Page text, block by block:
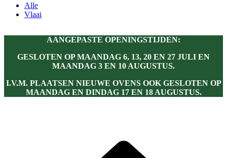
Alle
Vlaai
AANGEPASTE OPENINGSTIJDEN:
GESLOTEN OP MAANDAG 6, 13, 20 EN 27 JULI EN
MAANDAG 3 EN 10 AUGUSTUS.
I.V.M. PLAATSEN NIEUWE OVENS OOK GESLOTEN OP
MAANDAG EN DINDAG 17 EN 18 AUGUSTUS.